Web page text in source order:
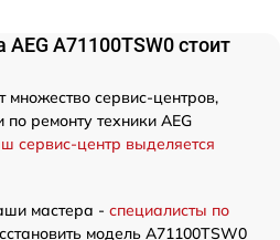
A71100TSW0 стоит
множество сервис-центров,
ремонту техники AEG
сервис-центр выделяется
мастера - специалисты по
модель A71100TSW0